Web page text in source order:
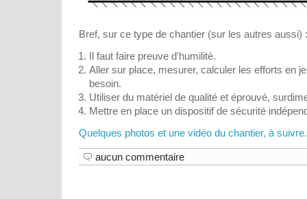
Bref, sur ce type de chantier (sur les autres aussi) :
Il faut faire preuve d'humilité.
Aller sur place, mesurer, calculer les efforts en
besoin.
Utiliser du matériel de qualité et éprouvé,
Mettre en place un dispositif de sécurité
Quelques photos et une vidéo du chantier, à
aucun commentaire